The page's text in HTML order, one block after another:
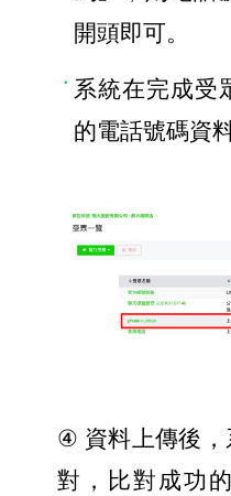
開頭即可。
系統在完成受
的電話號碼資
④ 資料上傳後
對，比對成功